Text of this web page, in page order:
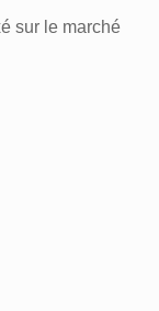
sur le marché